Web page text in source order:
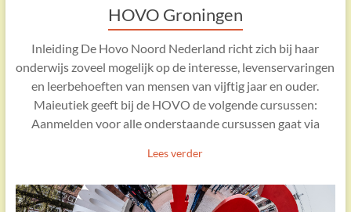
HOVO Groningen
Inleiding De Hovo Noord Nederland richt zich bij haar
onderwijs zoveel mogelijk op de interesse, levenservaringen
en leerbehoeften van mensen van vijftig jaar en ouder.
Maieutiek geeft bij de HOVO de volgende cursussen:
Aanmelden voor alle onderstaande cursussen gaat via
Lees verder